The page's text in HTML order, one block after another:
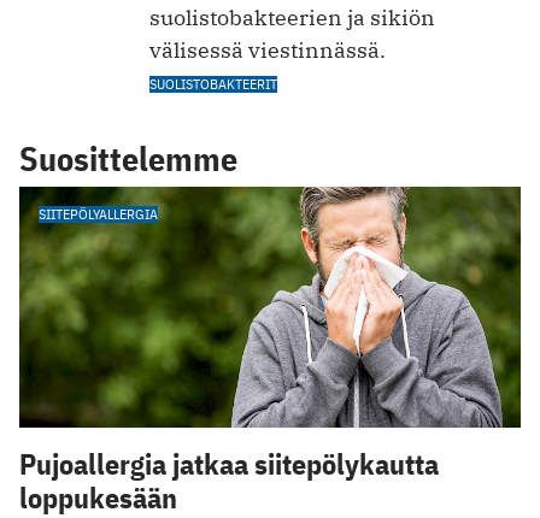
suolistobakteerien ja sikiön
välisessä viestinnässä.
SUOLISTOBAKTEERIT
Suosittelemme
SIITEPÖLYALLERGIA
Pujoallergia jatkaa siitepölykautta
loppukesään